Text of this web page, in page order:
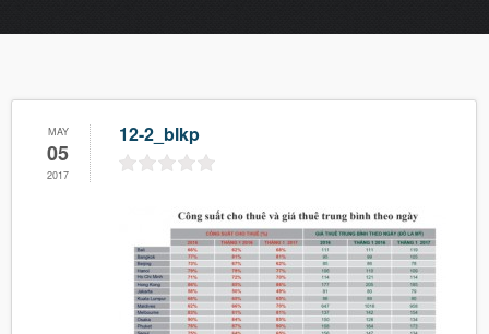
MAY
05
2017
12-2_blkp